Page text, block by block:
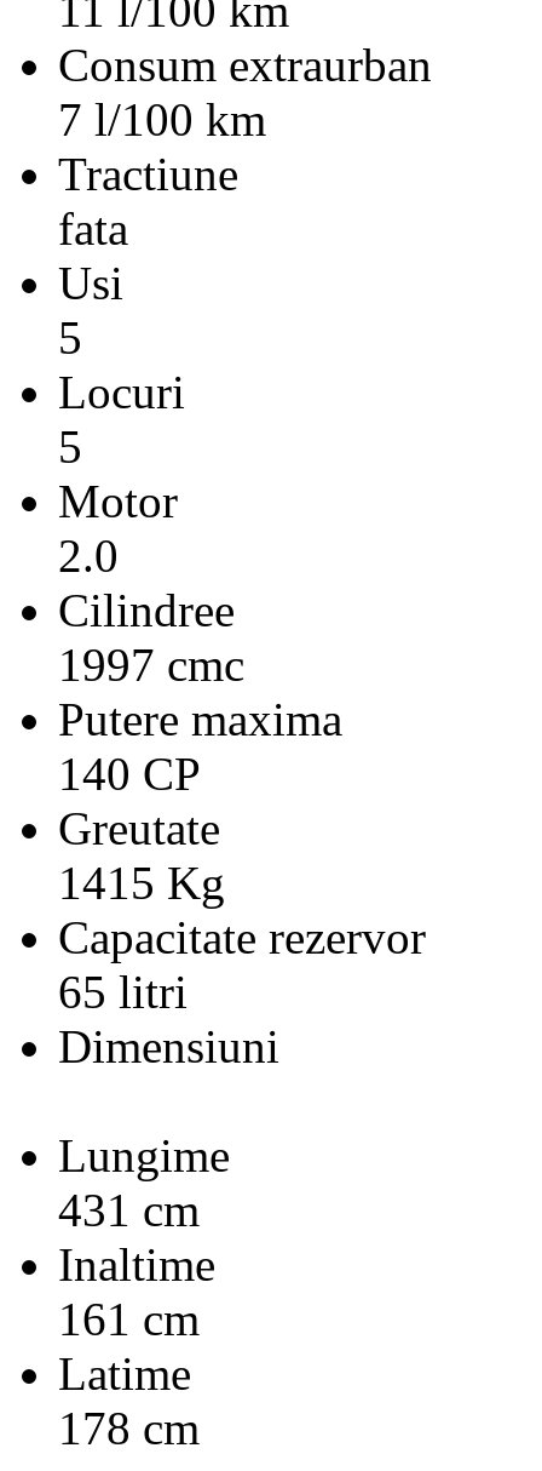
11 l/100 km
Consum extraurban
7 l/100 km
Tractiune
fata
Usi
5
Locuri
5
Motor
2.0
Cilindree
1997 cmc
Putere maxima
140 CP
Greutate
1415 Kg
Capacitate rezervor
65 litri
Dimensiuni
Lungime
431 cm
Inaltime
161 cm
Latime
178 cm